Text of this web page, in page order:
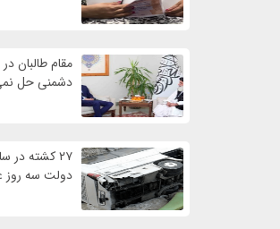
مقام طالبان
دشمنی حل
۲۷ کشته در
دولت سه روز